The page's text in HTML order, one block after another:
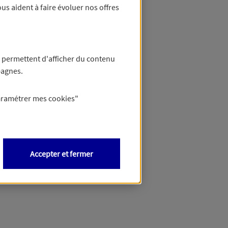
?
aident à faire évoluer nos offres
d'afficher du contenu
mes cookies"
Accepter et fermer